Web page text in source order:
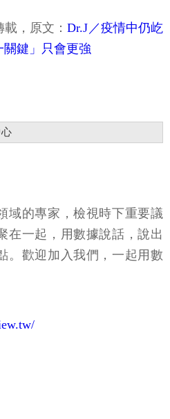
載，原文：Dr.J／疫情中仍屹
鍵」只會更強
域的專家，檢視時下重要議
在一起，用數據說話，說出
。歡迎加入我們，一起用數